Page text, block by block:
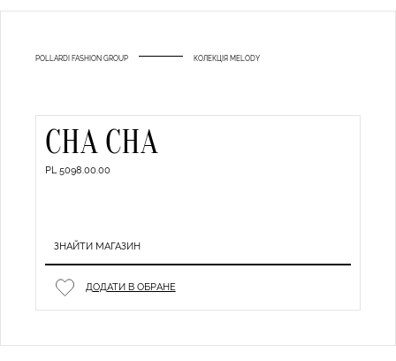
POLLARDI FASHION GROUP КОЛЕКЦІЯ MELODY
CHA CHA
PL 5098.00.00
ЗНАЙТИ МАГАЗИН
ДОДАТИ В ОБРАНЕ